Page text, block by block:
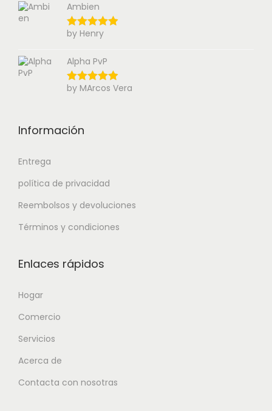
Ambien
by Henry
Alpha PvP
by MArcos Vera
Información
Entrega
política de privacidad
Reembolsos y devoluciones
Términos y condiciones
Enlaces rápidos
Hogar
Comercio
Servicios
Acerca de
Contacta con nosotras